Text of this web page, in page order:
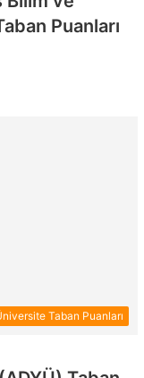
Puanları
Taban Puanları